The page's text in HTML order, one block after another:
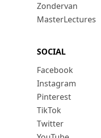
Zondervan
MasterLectures
SOCIAL
Facebook
Instagram
Pinterest
TikTok
Twitter